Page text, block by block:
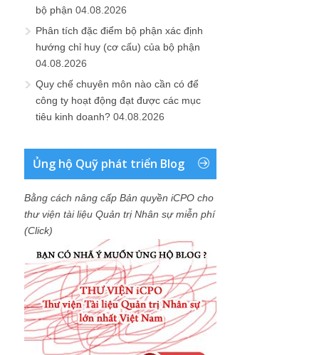
bộ phận 04.08.2026
Phân tích đặc điểm bộ phận xác định
hướng chỉ huy (cơ cấu) của bộ phận
04.08.2026
Quy chế chuyên môn nào cần có để
công ty hoạt động đạt được các mục
tiêu kinh doanh? 04.08.2026
Ủng hộ Quỹ phát triển Blog
Bằng cách nâng cấp Bản quyền iCPO cho
thư viện tài liệu Quản trị Nhân sự miễn phí
(Click)